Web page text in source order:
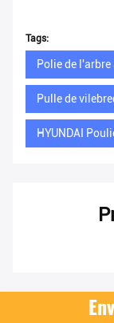
Tags:
Polie de
Pulle de
HYUNDAI